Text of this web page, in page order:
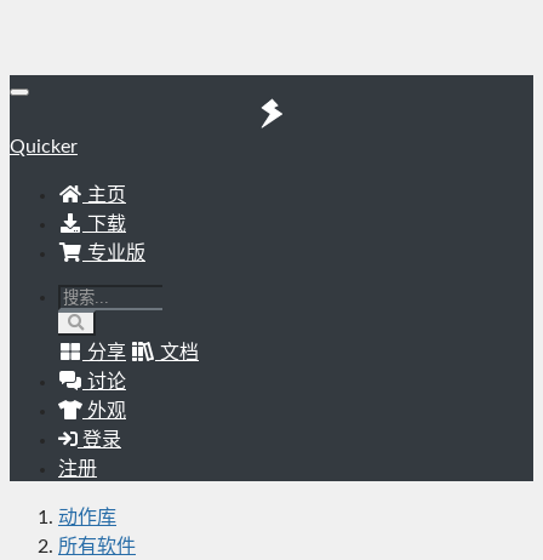
Quicker
主页
下载
专业版
分享
文档
讨论
外观
登录
注册
动作库
所有软件